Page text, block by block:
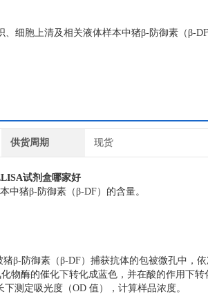
细胞上清及相关液体样本中猪β-防御素（β-DF
供货周期 现货
试剂盒哪家好
中猪β-防御素（β-DF）的含量。
β-防御素（β-DF）捕获抗体的包被微孔中，依
物酶的催化下转化成蓝色，并在酸的作用下转
测定吸光度（OD 值），计算样品浓度。